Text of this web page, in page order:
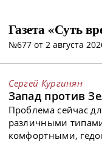
Газета «Суть
№677 от 2 августа
Сергей Кургинян
Запад против
Проблема сейчас
различными
комфортными,